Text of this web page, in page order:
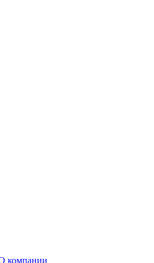
компании